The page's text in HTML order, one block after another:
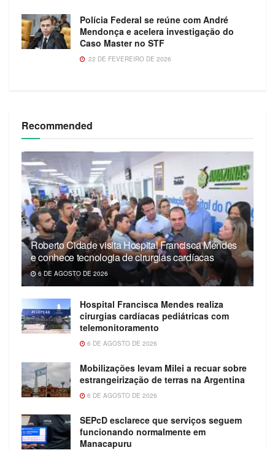
Polícia Federal se reúne com André
Mendonça e acelera investigação do
Caso Master no STF
22 DE FEVEREIRO DE 2026
Recommended
Roberto Cidade visita Hospital Francisca Mendes
e conhece tecnologia de cirurgias cardíacas
6 DE AGOSTO DE 2026
Hospital Francisca Mendes realiza
cirurgias cardíacas pediátricas com
telemonitoramento
6 DE AGOSTO DE 2026
Mobilizações levam Milei a recuar sobre
estrangeirização de terras na Argentina
6 DE AGOSTO DE 2026
SEPcD esclarece que serviços seguem
funcionando normalmente em
Manacapuru